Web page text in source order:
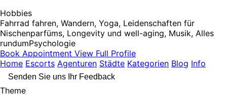
Hobbies
Fahrrad fahren, Wandern, Yoga, Leidenschaften für
Nischenparfüms, Longevity und well-aging, Musik, Alles
rundumPsychologie
Book Appointment View Full Profile
Home Escorts Agenturen Städte Kategorien Blog Info
Senden Sie uns Ihr Feedback
Theme